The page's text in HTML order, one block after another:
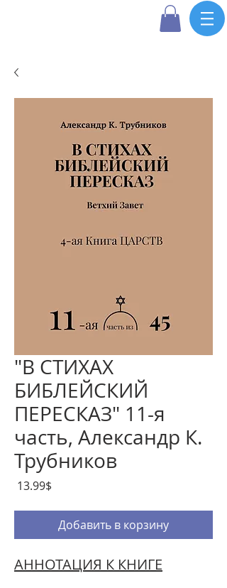
"В СТИХАХ
БИБЛЕЙСКИЙ
ПЕРЕСКАЗ" 11-я
часть, Александр К.
Трубников
‏13.99 ‏$
Добавить в корзину
АННОТАЦИЯ К КНИГЕ